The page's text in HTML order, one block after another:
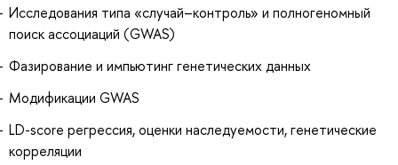
Исследования типа «случай–контроль» и полногеномный
поиск ассоциаций (GWAS)
Фазирование и импьютинг генетических данных
Модификации GWAS
LD-score регрессия, оценки наследуемости, генетические
корреляции